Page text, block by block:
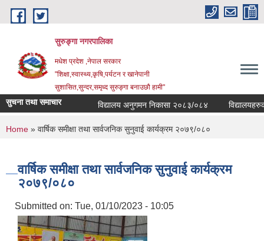
Skip to main content
सुरुङ्‍गा नगरपालिका
मधेश प्रदेश ,नेपाल सरकार
"शिक्षा,स्वास्थ्य,कृषि,पर्यटन र खानेपानी
सुशासित,सुन्दर,समृध्द सुरुङ्गा बनाउछौ हामी"
सुचना तथा समाचार विद्यालय अनुगमन निकासा २०८३/०८४ विद्यालयहरुको
You are here
Home » वार्षिक समीक्षा तथा सार्वजनिक सुनुवाई कार्यक्रम २०७९/०८०
वार्षिक समीक्षा तथा सार्वजनिक सुनुवाई कार्यक्रम
२०७९/०८०
Submitted on: Tue, 01/10/2023 - 10:05